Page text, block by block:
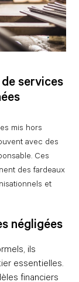
services
mis hors
avec des
Ces
des fardeaux
et
négligées
ils
essentielles.
financiers